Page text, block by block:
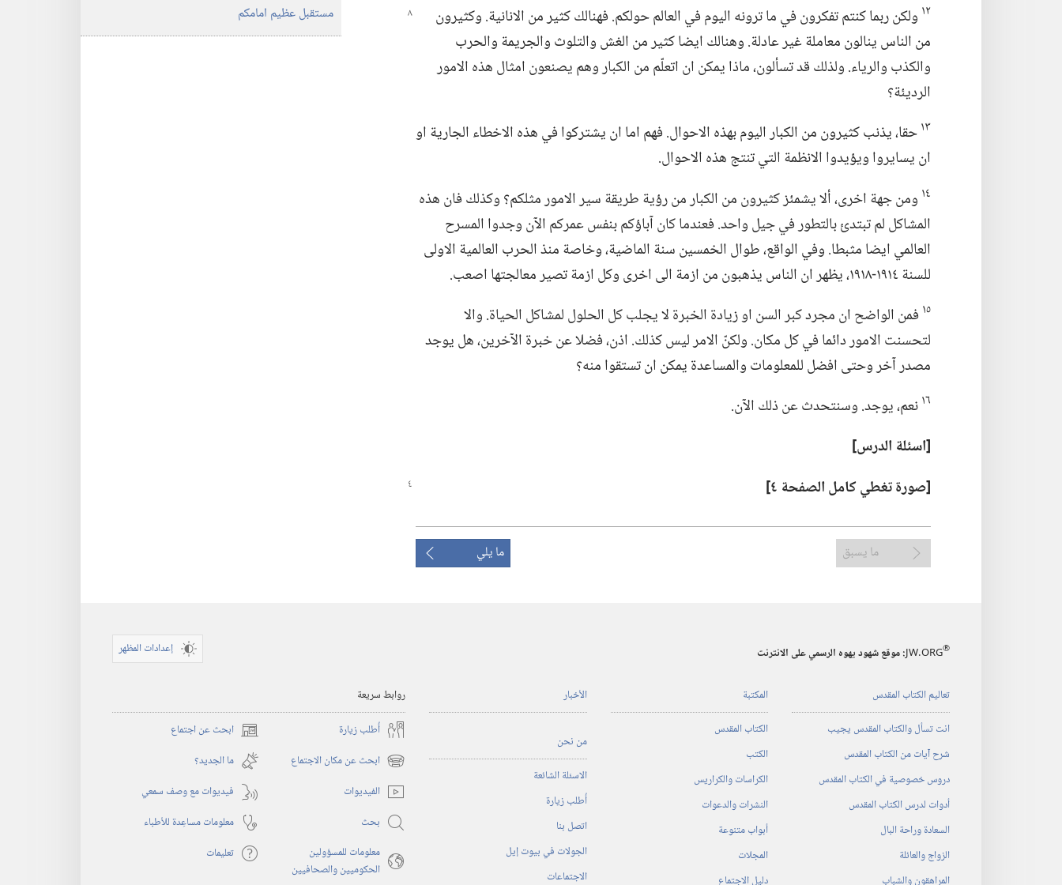
١٢ ولكن ربما كنتم تفكرون في ما ترونه اليوم في العالمحولكم.‏ فهنالك كثير من الانانية.‏ وكثيرون
من الناس ينالون معاملة غير عادلة.‏ وهنالك ايضا كثير من الغش والتلوث والجريمة والحرب
والكذب والرياء.‏ ولذلك قد تسألون،‏ ماذا يمكن ان اتعلّم من الكبار وهم يصنعون امثال هذه الامور
الرديئة؟‏
١٣حقا،‏ يذنب كثيرون من الكبار اليوم بهذه الاحوال.‏ فهم اما ان يشتركوا في هذه الاخطاء الجارية او
ان يسايروا ويؤيدوا الانظمة التي تنتج هذه الاحوال.‏
١٤ ومن جهة اخرى،‏ ألا يشمئز كثيرون من الكبار من رؤية طريقة سير الامور مثلكم؟‏ وكذلك فان هذه
المشاكل لم تبتدئ بالتطور في جيل واحد.‏ فعندما كان آباؤكم بنفس عمركم الآن وجدوا المسرح
العالمي ايضا مثبطا.‏ وفي الواقع،‏ طوال الخمسين سنة الماضية،‏ وخاصة منذ الحرب العالمية الاولى
للسنة ١٩١٤-‏١٩١٨،‏ يظهر ان الناس يذهبون من ازمة الى اخرى وكل ازمة تصير معالجتها اصعب.‏
١٥ فمن الواضح ان مجرد كبر السن او زيادة الخبرة لا يجلب كل الحلول لمشاكل الحياة.‏ والا
لتحسنت الامور دائما في كل مكان.‏ ولكنّ الامر ليس كذلك.‏ اذن،‏ فضلا عن خبرة الآخرين،‏ هل يوجد
مصدر آخر وحتى افضل للمعلومات والمساعدة يمكن ان تستقوا منه؟‏
١٦نعم،‏ يوجد.‏ وسنتحدث عن ذلك الآن.‏
‏[اسئلة الدرس]‏
‏[صورة تغطي كامل الصفحة ٤]‏
ما يسبق ما يلي
مستقبل عظيم امامكم
JW.ORG® :‏ موقع شهود يهوه الرسمي على الانترنت إعدادات المظهر
تعاليم الكتاب المقدس
انت تسأل والكتاب المقدس يجيب
شرح آيات من الكتاب المقدس
دروس خصوصية في الكتاب المقدس
أدوات لدرس الكتاب المقدس
السعادة وراحة البال
الزواج والعائلة
المراهقون والشباب
المكتبة
الكتاب المقدس
الكتب
الكراسات والكراريس
النشرات والدعوات
أبواب متنوعة
المجلات
دليل الاجتماع
الأخبار
من نحن
الاسئلة الشائعة
أُطلب زيارة
اتصل بنا
الجولات في بيوت إيل
الاجتماعات
روابط سريعة
أُطلب زيارة
ابحث عن اجتماع (يفتح
نافذة
جديدة)
ابحث عن مكان الاجتماع (يفتح
نافذة
جديدة)
ما الجديد؟‏
الفيديوات
فيديوات مع وصف سمعي
بحث
معلومات مساعِدة للأطباء
معلومات للمسؤولين
الحكوميين والصحافيين
تعليمات